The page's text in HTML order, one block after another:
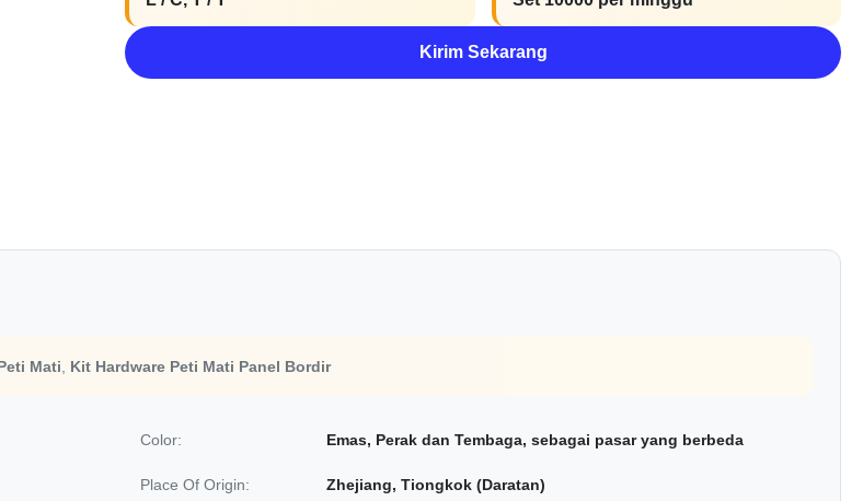
Kirim Sekarang
Mati Kit Hardware Peti Mati Panel Bordir
Color: Emas, Perak dan Tembaga, sebagai pasar yang berbeda
Place Of Origin: Zhejiang, Tiongkok (Daratan)